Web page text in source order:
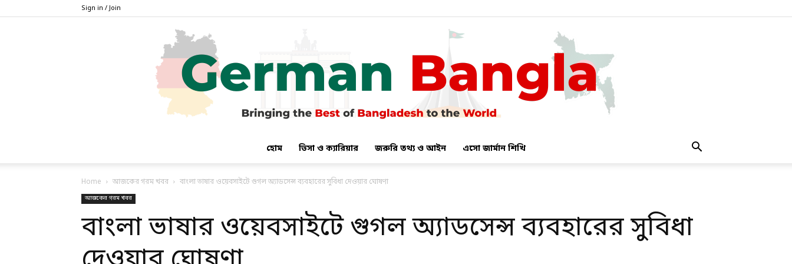
Sign in / Join
হোম ভিসা ও ক্যারিয়ার জরুরি তথ্য ও আইন এসো জার্মান শিখি
Home আজকের গরম খবর বাংলা ভাষার ওয়েবসাইটে গুগল অ‍্যাডসেন্স ব্যবহারের সুবিধা দেওয়ার ঘোষণা
আজকের গরম খবর
বাংলা ভাষার ওয়েবসাইটে গুগল অ‍্যাডসেন্স ব্যবহারের সুবিধা